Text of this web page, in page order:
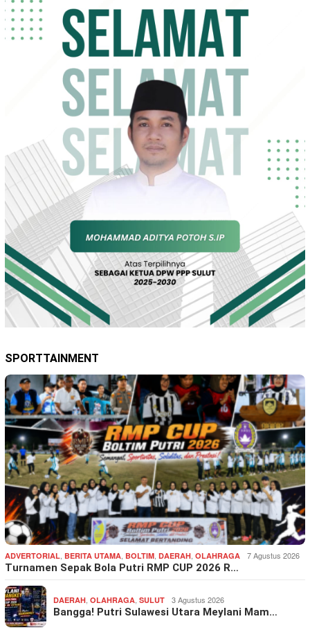
SPORTTAINMENT
ADVERTORIAL BERITA UTAMA BOLTIM DAERAH OLAHRAGA 7 Agustus 2026
Turnamen Sepak Bola Putri RMP CUP 2026 R…
DAERAH OLAHRAGA SULUT 3 Agustus 2026
Bangga! Putri Sulawesi Utara Meylani Mam…